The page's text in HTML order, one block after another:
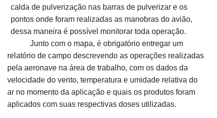
calda de pulverização nas barras de pulverizar e os
pontos onde foram realizadas as manobras do avião,
dessa maneira é possível monitorar toda operação.
Junto com o mapa, é obrigatório entregar um
relatório de campo descrevendo as operações realizadas
pela aeronave na área de trabalho, com os dados da
velocidade do vento, temperatura e umidade relativa do
ar no momento da aplicação e quais os produtos foram
aplicados com suas respectivas doses utilizadas.